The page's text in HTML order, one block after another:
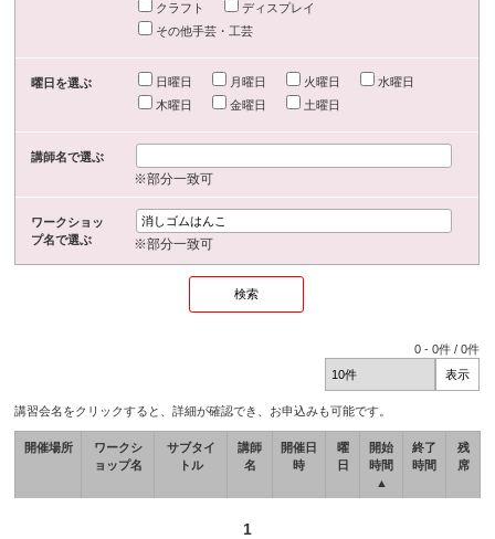
クラフト
ディスプレイ
その他手芸・工芸
曜日を選ぶ 日曜日 月曜日 火曜日
水曜日
木曜日
金曜日 土曜日
講師名で選ぶ
※部分一致可
ワークショッ
プ名で選ぶ
※部分一致可
0 -0件 /0件
講習会名をクリックすると、詳細が確認でき、お申込みも可能です。
開催場所
ワークシ
ョップ名
サブタイ
トル
講師
名
開催日
時
曜
日
開始
時間
▲
終了
時間
残
席
1